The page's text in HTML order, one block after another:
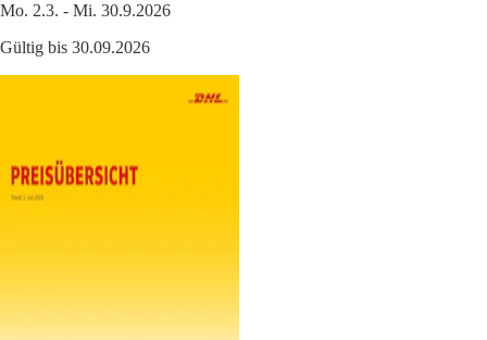
Mo. 2.3. - Mi. 30.9.2026
Gültig bis 30.09.2026